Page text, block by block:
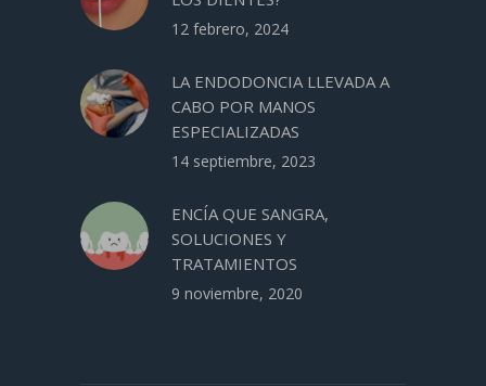
12 febrero, 2024
LA ENDODONCIA LLEVADA A
CABO POR MANOS
ESPECIALIZADAS
14 septiembre, 2023
ENCÍA QUE SANGRA,
SOLUCIONES Y
TRATAMIENTOS
9 noviembre, 2020